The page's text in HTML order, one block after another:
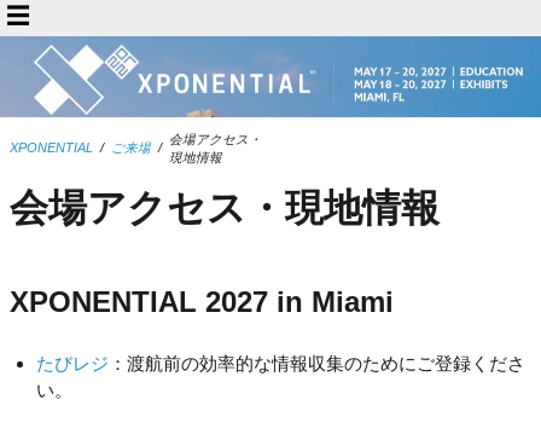
XPONENTIAL / ご来場/
会場アクセス・
現地情報
会場アクセス・現地情報
XPONENTIAL 2027 in Miami
たびレジ ：渡航前の効率的な情報収集のためにご登録くださ
い。